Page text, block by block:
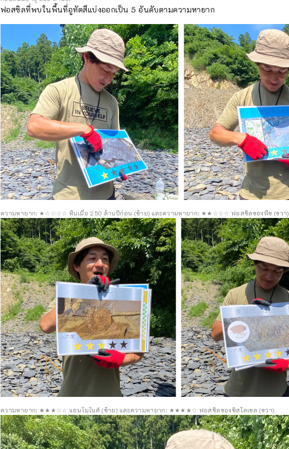
ฟอสซิลที่พบในพื้นที่อูทัตสึแบ่งออกเป็น 5 อันดับตามความหายาก
ความหายาก: ★☆☆☆☆ หินเมื่อ 250 ล้านปีก่อน (ซ้าย) และความหายาก: ★★☆☆☆ ฟอสซิลของพืช (ขวา)
ความหายาก: ★★★☆☆ แอมโมไนต์ (ซ้าย) และความหายาก: ★★★★☆ ฟอสซิลของซิสโตเซล (ขวา)